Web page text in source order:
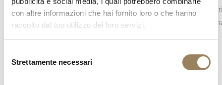
con altre informazioni che hai fornito loro o che hanno
raccolto dal tuo utilizzo dei loro servizi.
delStrettamente necessari
aggiungendo al tempo stesso una lettura
meccanica diretta sul quadrante.
mobile,